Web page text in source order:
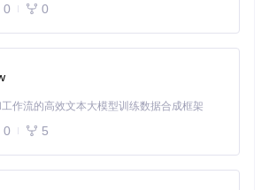
0 0
作流的高效文本大模型训练数据合成框架
0 5